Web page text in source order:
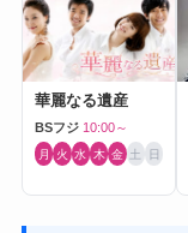
華麗なる遺産
BSフジ 10:00～
月 火 水 木 金 土 日